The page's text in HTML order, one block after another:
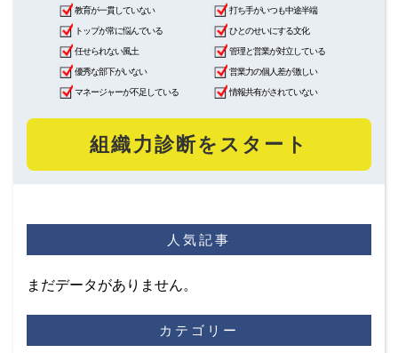
教育が一貫していない
トップが常に悩んでいる
任せられない風土
優秀な部下がいない
マネージャーが不足している
打ち手がいつも中途半端
ひとのせいにする文化
管理と営業が対立している
営業力の個人差が激しい
情報共有がされていない
組織力診断をスタート
人気記事
まだデータがありません。
カテゴリー